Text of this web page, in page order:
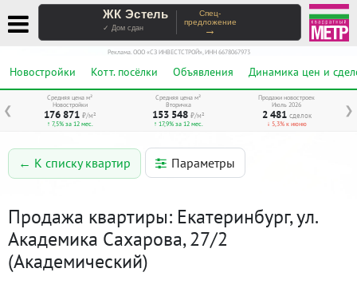
ЖК Эстель
✓ Дом сдан
Спец-
предложение
→
Реклама. ООО «СЗ ИНВЕСТСТРОЙ», ИНН 6678067973
Новостройки Котт. посёлки Объявления Динамика цен и
❮ ❯
Средняя цена м²
Новостройки
176 871 ₽/м²
↑ 7,5% за 12 мес.
Средняя цена м²
Вторичка
153 548 ₽/м²
↑ 17,9% за 12 мес.
Продажи новостроек
Июль 2026
2 481 сделок
↓ 5,3% к июню
← К списку квартир Параметры
Продажа квартиры: Екатеринбург, ул.
Академика Сахарова, 27/2
(Академический)